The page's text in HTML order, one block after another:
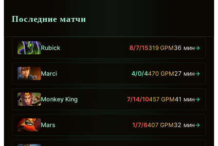
Последние матчи
Rubick 8/7/15319 GPM36 мин→
Marci 4/0/4470 GPM27 мин→
Monkey King 7/14/10457 GPM41 мин→
Mars 1/7/6407 GPM32 мин→